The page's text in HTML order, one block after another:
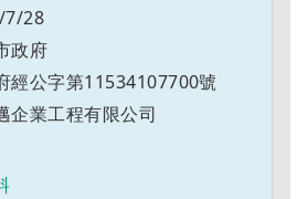
7/28
政府
經公字第11534107700號
企業工程有限公司